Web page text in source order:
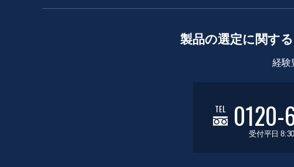
製品の選定に関す
経験
TEL 0120-
受付平日